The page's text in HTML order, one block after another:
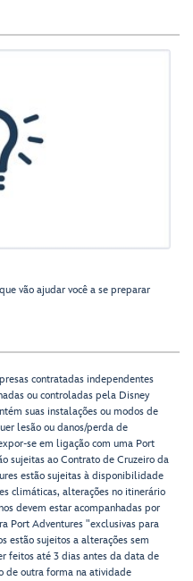
vão ajudar você a se preparar
contratadas independentes
ou controladas pela Disney
suas instalações ou modos de
lesão ou danos/perda de
se em ligação com uma Port
sujeitas ao Contrato de Cruzeiro da
estão sujeitas à disponibilidade
climáticas, alterações no itinerário
devem estar acompanhadas por
Port Adventures "exclusivas para
estão sujeitos a alterações sem
feitos até 3 dias antes da data de
de outra forma na atividade